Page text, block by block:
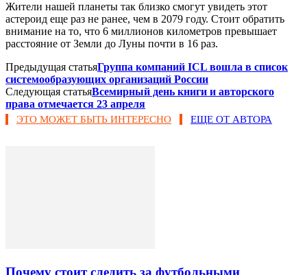
Жители нашей планеты так близко смогут увидеть этот
астероид еще раз не ранее, чем в 2079 году. Стоит обратить
внимание на то, что 6 миллионов километров превышает
расстояние от Земли до Луны почти в 16 раз.
Предыдущая статьяГруппа компаний ICL вошла в список
системообразующих организаций России
Следующая статьяВсемирный день книги и авторского
права отмечается 23 апреля
ЭТО МОЖЕТ БЫТЬ ИНТЕРЕСНО ЕЩЕ ОТ АВТОРА
Почему стоит следить за футбольными